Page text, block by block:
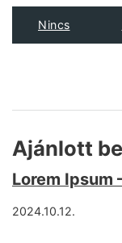
Nincs
Ajánlott
Lorem Ipsum
2024.10.12.